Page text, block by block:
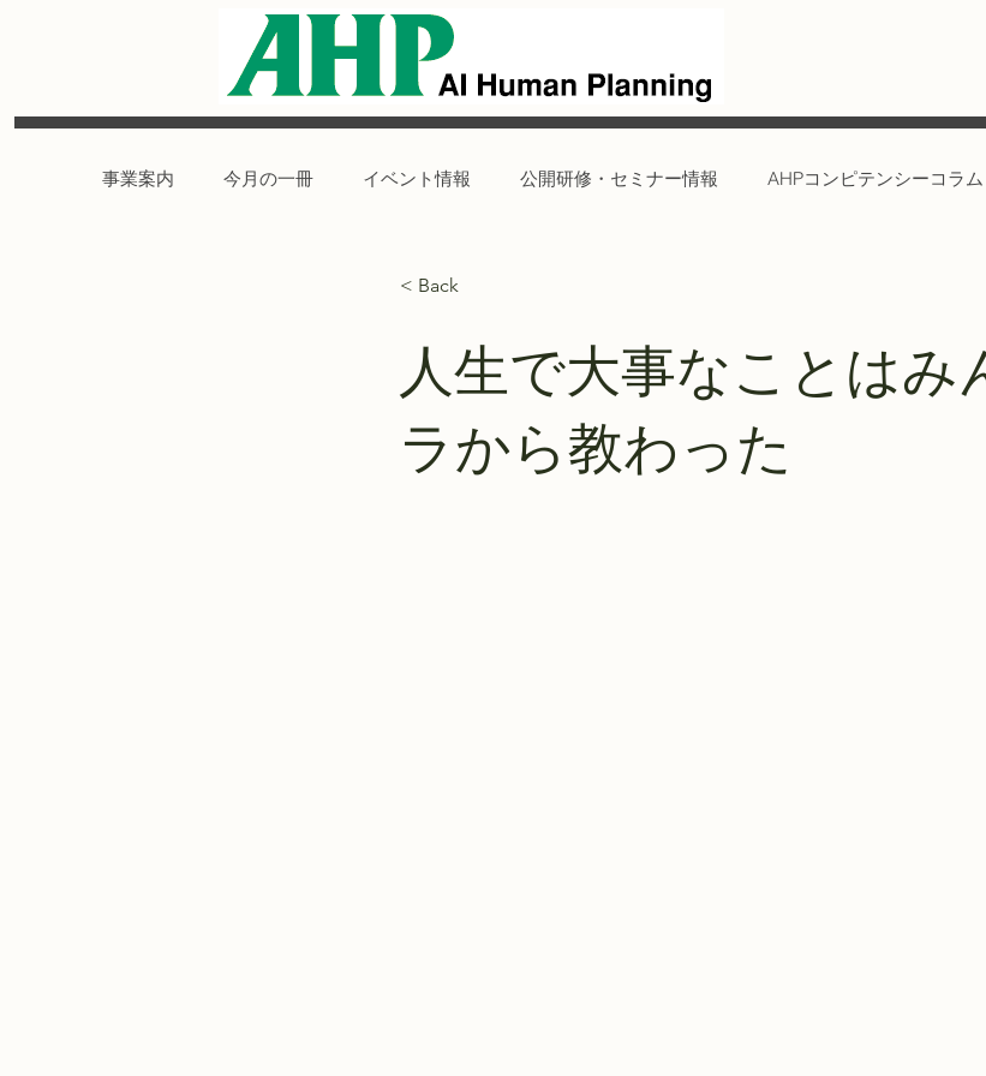
事業案内 今月の一冊 イベント情報 公開研修・セミナー情報 AHPコンピテンシーコラム
< Back
人生で大事なことはみ
ラから教わった